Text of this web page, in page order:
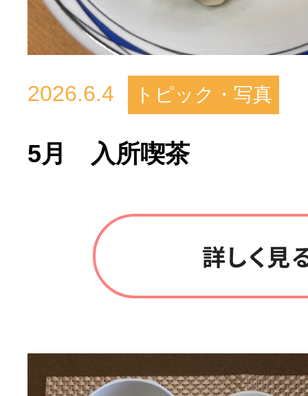
2026.6.4 トピック・写真
5月 入所喫茶
詳しく見